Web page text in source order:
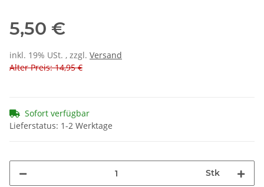
5,50 €
inkl. 19% USt. , zzgl. Versand
Alter Preis: 14,95 €
Sofort verfügbar
Lieferstatus: 1-2 Werktage
Stk